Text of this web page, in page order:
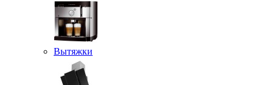
Вытяжки